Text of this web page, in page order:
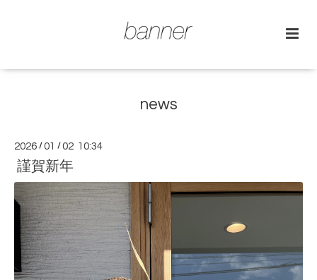
news
2026 /01 /02 10:34
謹賀新年